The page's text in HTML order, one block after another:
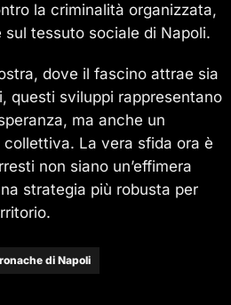
la criminalità organizzata,
tessuto sociale di Napoli.
dove il fascino attrae sia
questi sviluppi rappresentano
ma anche un
La vera sfida ora è
non siano un’effimera
strategia più robusta per
di Napoli